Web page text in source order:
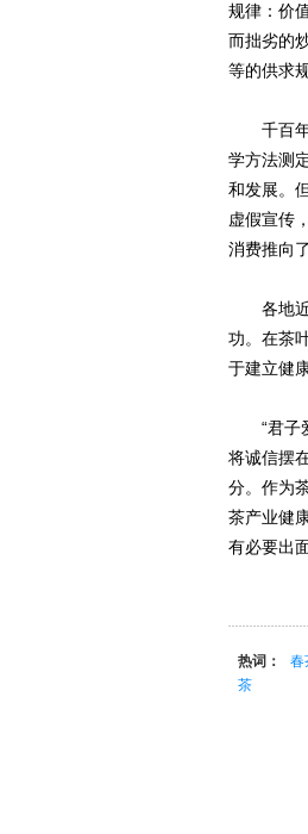
规律：价
而拙劣的
等的供求
千百年
学方法测
和发展。
虚假宣传
消费推向
各地近
功。在茶
于建立健
“君子爱
将诚信摆
分。作为
茶产业健
有必要出
热词： 春
茶